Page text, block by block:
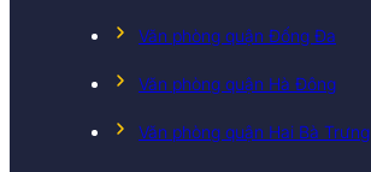
Văn phòng quận Đống Đa
Văn phòng quận Hà Đông
Văn phòng quận Hai Bà Trưng